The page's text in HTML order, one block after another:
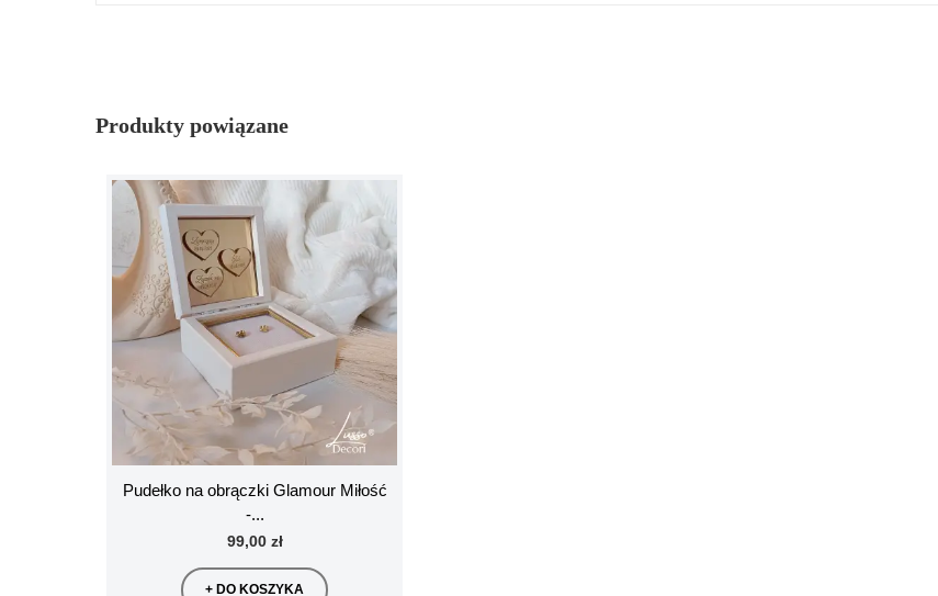
Produkty powiązane
Pudełko na obrączki Glamour Miłość
-...
99,00 zł
+ DO KOSZYKA